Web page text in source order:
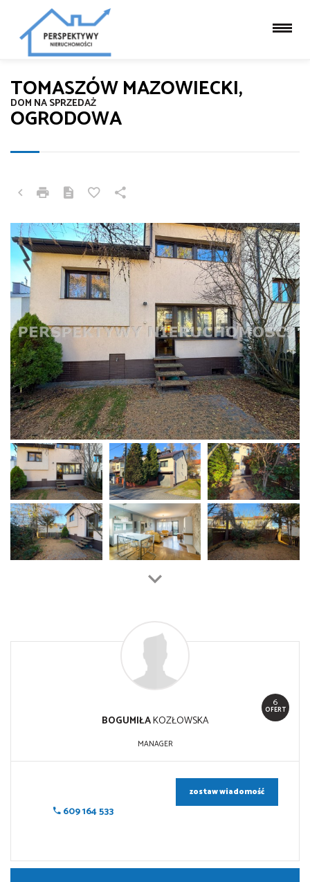
TOMASZÓW MAZOWIECKI,
OGRODOWA
DOM NA SPRZEDAŻ
6
OFERT
BOGUMIŁAKOZŁOWSKA
MANAGER
609 164 533
zostaw wiadomość